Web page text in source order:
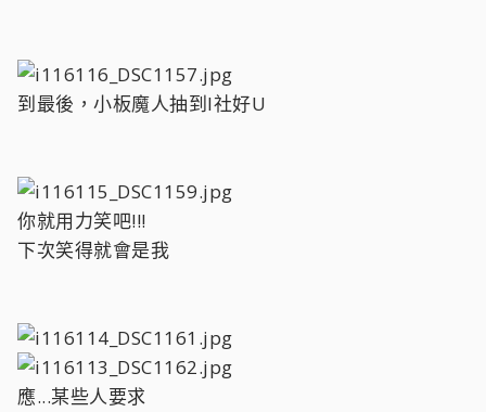
到最後，小板魔人抽到I社好U
你就用力笑吧!!!
下次笑得就會是我
應...某些人要求